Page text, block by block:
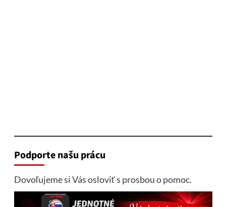
Podporte našu prácu
Dovoľujeme si Vás osloviť s prosbou o pomoc.